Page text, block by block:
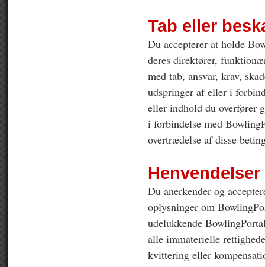
Tab eller
Du accepterer at holde
deres direktører,
med tab, ansvar, krav,
udspringer af eller i
eller indhold du overfører
i forbindelse med
overtrædelse af disse
Henvendelser
Du anerkender og
oplysninger om
udelukkende
alle immaterielle
kvittering eller